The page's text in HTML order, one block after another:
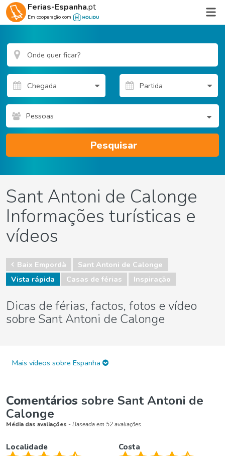
Ferias-Espanha.pt
Em cooperação com
Pessoas
Pesquisar
Sant Antoni de Calonge
Informações turísticas e
vídeos
Baix Empordà
Sant Antoni de Calonge
Vista rápida
Casas de férias Inspiração
Dicas de férias, factos, fotos e vídeo
sobre Sant Antoni de Calonge
Mais vídeos sobre Espanha
Comentários sobre Sant Antoni de
Calonge
Média das avaliações - Baseada em 52 avaliações.
Localidade Costa